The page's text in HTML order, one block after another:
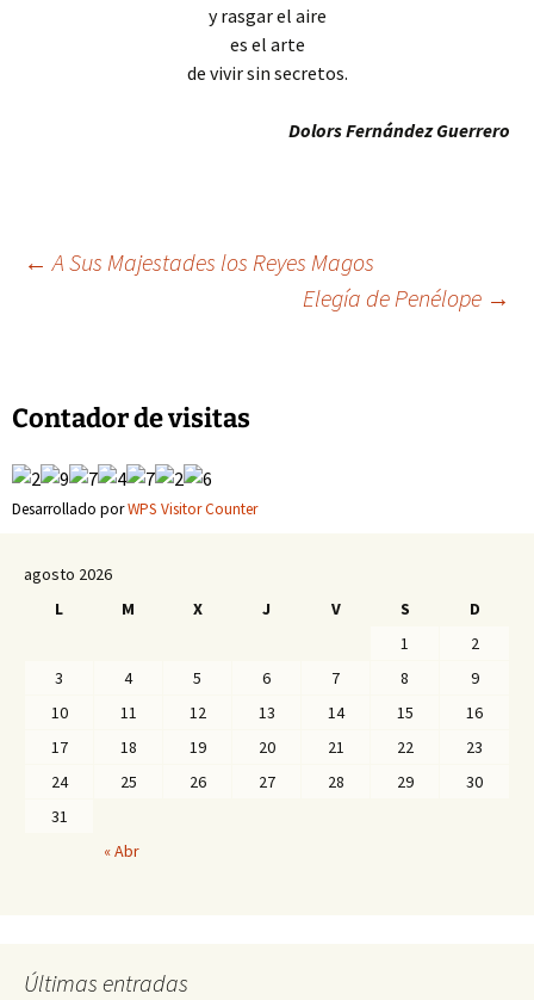
y rasgar el aire
es el arte
de vivir sin secretos.
Dolors Fernández Guerrero
Navegación
entradas
← A Sus Majestades los Reyes Magos
Elegía de Penélope →
Contador de visitas
Desarrollado porWPS Visitor Counter
agosto 2026
L
M X J V S
D
1
2
3
4 5 6 7 8
9
10
11 12 13 14 15
16
17
18 19 20 21 22
23
24
25 26 27 28 29
30
31
« Abr
Últimas entradas